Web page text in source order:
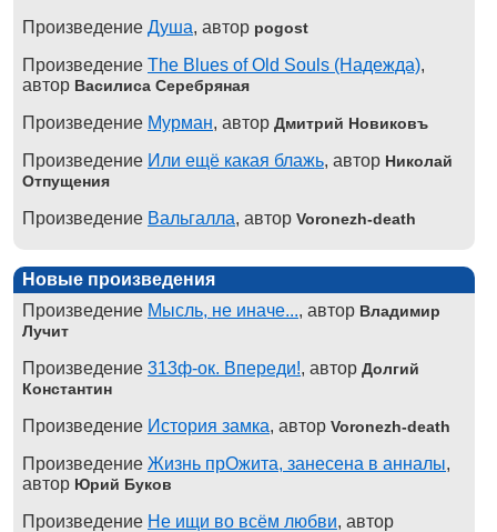
Произведение Душа, автор pogost
Произведение The Blues of Old Souls (Надежда),
автор Василиса Серебряная
Произведение Мурман, автор Дмитрий Новиковъ
Произведение Или ещё какая блажь, автор Николай
Отпущения
Произведение Вальгалла, автор Voronezh-death
Новые произведения
Произведение Мысль, не иначе..., автор Владимир
Лучит
Произведение 313ф-ок. Впереди!, автор Долгий
Константин
Произведение История замка, автор Voronezh-death
Произведение Жизнь прОжита, занесена в анналы,
автор Юрий Буков
Произведение Не ищи во всём любви, автор